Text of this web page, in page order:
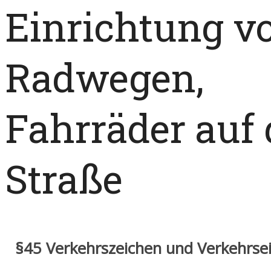
Einrichtung
Radwegen,
Fahrräder auf
Straße
§45 Verkehrszeichen und